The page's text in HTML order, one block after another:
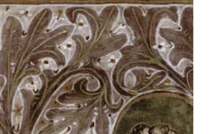
Au XIIIe siècle, les verriers vénitiens mettent
au point les ancêtres des lunettes pour les
moines. La pierre de lecture est née. C'est
une lentille plan-convexe en verre. En 1267,
Roger Bacon reprend dans son Opus
Majus, les idées du savant arabe Alhazen
(965-1038) (voir Opticae thesaurus
Alhazeni Arabis ou le Trésor de l'Optique)
et…